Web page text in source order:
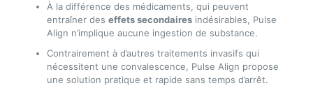
À la différence des médicaments, qui peuvent
entraîner des effets secondairesindésirables, Pulse
Align n’implique aucune ingestion de substance.
Contrairement à d’autres traitements invasifs qui
nécessitent une convalescence, Pulse Align propose
une solution pratique et rapide sans temps d’arrêt.